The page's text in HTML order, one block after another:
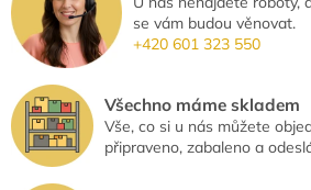
se vám budou věnovat.
+420 601 323 550
Všechno máme skladem
Vše, co si u nás můžete
připraveno, zabaleno a